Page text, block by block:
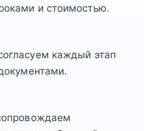
и стоимостью.
каждый этап